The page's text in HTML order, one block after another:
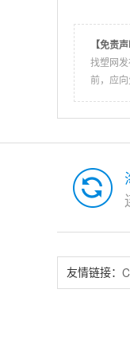
【免责声
找塑网
前，应向
友情链接：